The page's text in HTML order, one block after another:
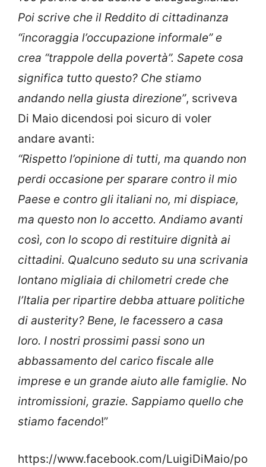
Poi scrive che il Reddito di cittadinanza
“incoraggia l’occupazione informale” e
crea “trappole della povertà”. Sapete cosa
significa tutto questo? Che stiamo
andando nella giusta direzione”, scriveva
Di Maio dicendosi poi sicuro di voler
andare avanti:
“Rispetto l’opinione di tutti, ma quando non
perdi occasione per sparare contro il mio
Paese e contro gli italiani no, mi dispiace,
ma questo non lo accetto. Andiamo avanti
così, con lo scopo di restituire dignità ai
cittadini. Qualcuno seduto su una scrivania
lontano migliaia di chilometri crede che
l’Italia per ripartire debba attuare politiche
di austerity? Bene, le facessero a casa
loro. I nostri prossimi passi sono un
abbassamento del carico fiscale alle
imprese e un grande aiuto alle famiglie. No
intromissioni, grazie. Sappiamo quello che
stiamo facendo!”
https://www.facebook.com/LuigiDiMaio/po